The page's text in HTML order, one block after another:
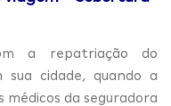
a repatriação do
cidade, quando a
médicos da seguradora